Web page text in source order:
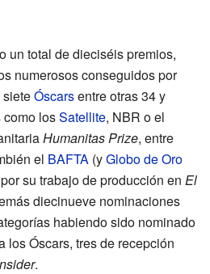
un total de dieciséis premios,
numerosos conseguidos por
Óscarsentre otras 34 y
como losSatellite, NBR o el
Humanitas Prize, entre
el BAFTA (yGlobo de Oro
su trabajo de producción en El
diecinueve nominaciones
habiendo sido nominado
los Óscars, tres de recepción
.